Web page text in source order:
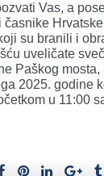
Vas, a
su branili i
uveličate
Paškog mosta,
2025. godine
u 11:00